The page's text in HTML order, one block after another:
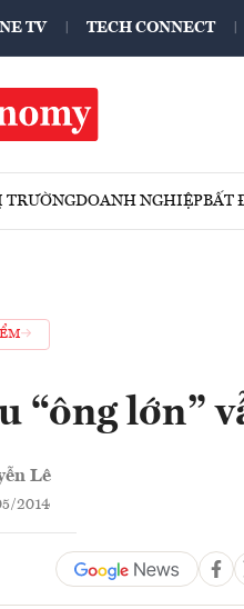
TV TECH CONNECT
TRƯỜNGDOANH NGHIỆPBẤT
“ông lớn”
Lê
2014